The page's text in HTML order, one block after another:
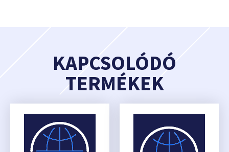
KAPCSOLÓDÓ
TERMÉKEK